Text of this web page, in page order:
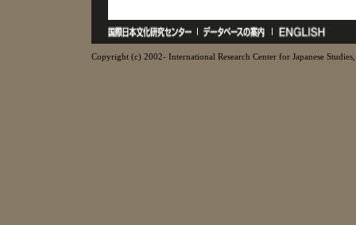
Copyright (c) 2002- International Research Center for Japanese